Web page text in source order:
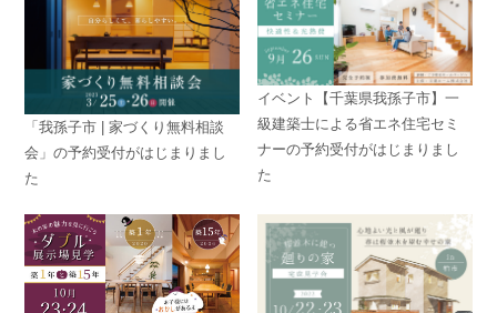
「我孫子市 | 家づくり無料相談
会」の予約受付がはじまりまし
た
イベント【千葉県我孫子市】一
級建築士による省エネ住宅セミ
ナーの予約受付がはじまりまし
た